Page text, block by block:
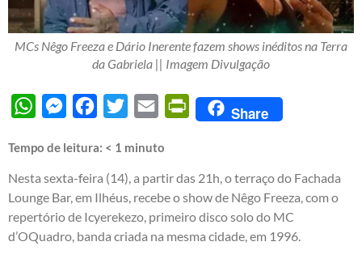
MCs Nêgo Freeza e Dário Inerente fazem shows inéditos na Terra
da Gabriela || Imagem Divulgação
WhatsAppMessengerFacebook
Twitter Email PrintFriendly
Share
Tempo de leitura: < 1 minuto
Nesta sexta-feira (14), a partir das 21h, o terraço do Fachada
Lounge Bar, em Ilhéus, recebe o show de Nêgo Freeza, com o
repertório de Icyerekezo, primeiro disco solo do MC
d’OQuadro, banda criada na mesma cidade, em 1996.